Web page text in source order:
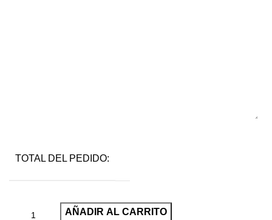
TOTAL DEL PEDIDO:
AÑADIR AL CARRITO